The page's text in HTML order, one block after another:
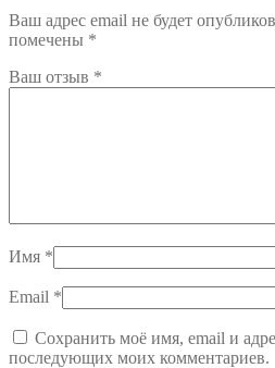
Ваш адрес email не будет
помечены *
Ваш отзыв *
Имя *
Email *
Сохранить моё имя, email и
последующих моих комментариев.